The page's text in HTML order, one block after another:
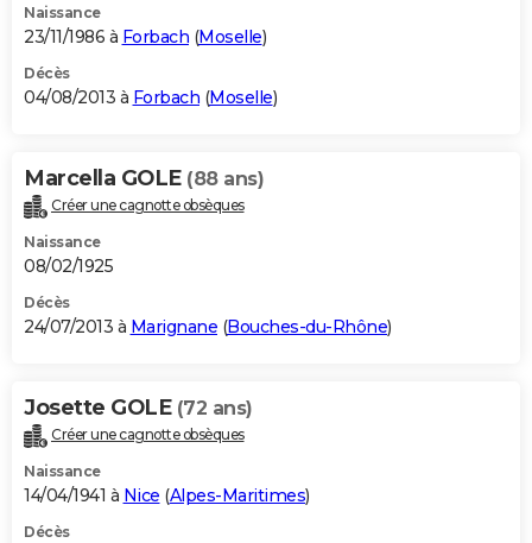
Naissance
23/11/1986 à Forbach (Moselle)
Décès
04/08/2013 à Forbach (Moselle)
Marcella GOLE (88 ans)
Créer une cagnotte obsèques
Naissance
08/02/1925
Décès
24/07/2013 à Marignane (Bouches-du-Rhône)
Josette GOLE (72 ans)
Créer une cagnotte obsèques
Naissance
14/04/1941 à Nice (Alpes-Maritimes)
Décès